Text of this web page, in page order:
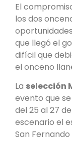
El
los dos
que llegó el
difícil que
el onceno
La selección
evento que
del 25 al 27
escenario el
San Fernando